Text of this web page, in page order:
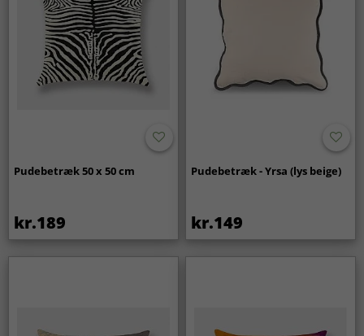
Pudebetræk 50 x 50 cm
kr.189
Pudebetræk - Yrsa (lys beige)
kr.149